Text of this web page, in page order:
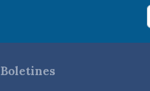
Boletines